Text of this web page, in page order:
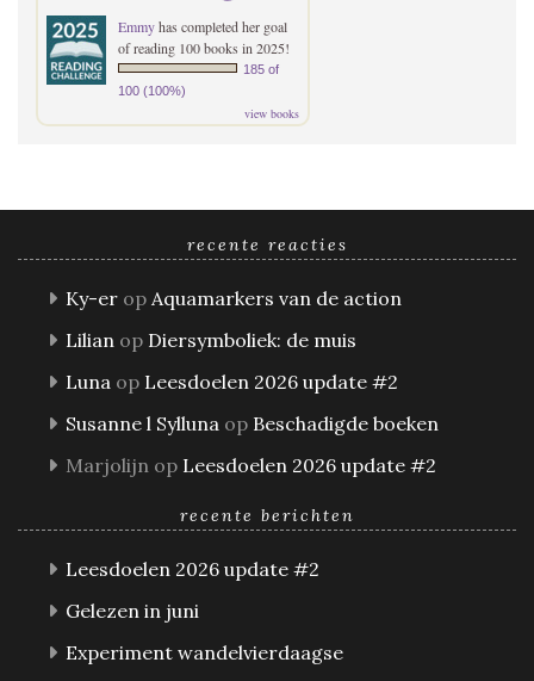
Emmyhas completed her goal
of reading 100 books in 2025!
185 of
100 (100%)
view books
recente reacties
Ky-er op Aquamarkers van de action
Lilian op Diersymboliek: de muis
Luna op Leesdoelen 2026 update #2
Susanne l Sylluna op Beschadigde boeken
Marjolijn op Leesdoelen 2026 update #2
recente berichten
Leesdoelen 2026 update #2
Gelezen in juni
Experiment wandelvierdaagse